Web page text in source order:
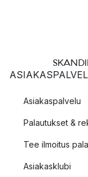
Asiakaspalvelu
Palautukset &
Tee ilmoitus
Asiakasklubi